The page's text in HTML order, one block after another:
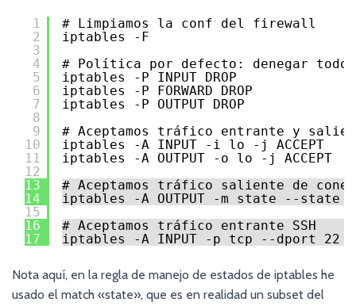
1
2
3
4
5
6
7
8
9
10
11
12
13
14
15
16
17
# Limpiamos la conf del firewall
iptables -F
# Política por defecto: denegar todo
iptables -P INPUT DROP
iptables -P FORWARD DROP
iptables -P OUTPUT DROP
# Aceptamos tráfico entrante y
iptables -A INPUT -i lo -j ACCEPT
iptables -A OUTPUT -o lo -j ACCEPT
# Aceptamos tráfico saliente de
iptables -A OUTPUT -m state --state
# Aceptamos tráfico entrante SSH
iptables -A INPUT -p tcp --dport 22 -j
Nota aquí, en la regla de manejo de estados de iptables he
usado el match «state», que es en realidad un subset del